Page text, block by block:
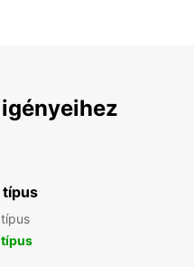
típus